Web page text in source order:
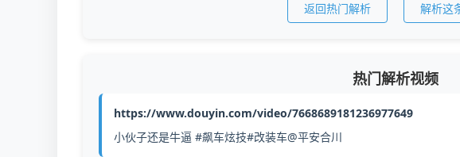
返回热门解析 解析这
热门解析视频
https://www.douyin.com/video/7668689181236977649
小伙子还是牛逼 #飙车炫技#改装车@平安合川